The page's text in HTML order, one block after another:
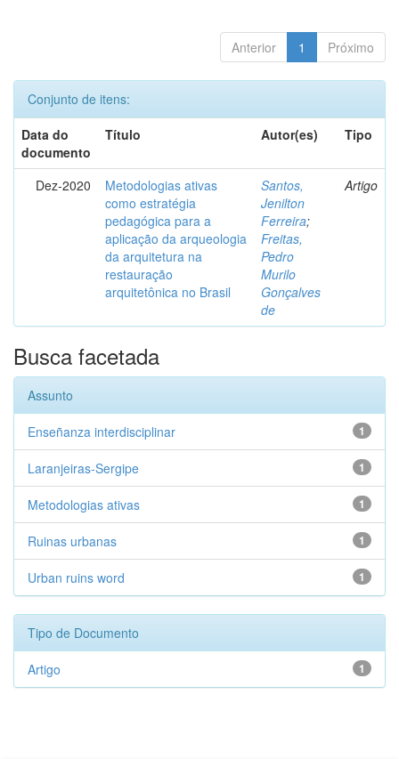
Anterior 1 Próximo
Conjunto de itens:
Data do
documento
Título Autor(es) Tipo
Dez-2020
Metodologias ativas
como estratégia
pedagógica para a
aplicação da arqueologia
da arquitetura na
restauração
arquitetônica no Brasil
Santos,
Jenilton
Ferreira;
Freitas,
Pedro
Murilo
Gonçalves
de
Artigo
Busca facetada
Assunto
1
Enseñanza interdisciplinar
1
Laranjeiras-Sergipe
1
Metodologias ativas
1
Ruinas urbanas
1
Urban ruins word
Tipo de Documento
1
Artigo